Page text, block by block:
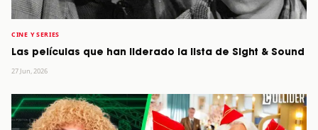
CINE Y SERIES
Las películas que han liderado la lista de Sight & Sound
27 Jun, 2026